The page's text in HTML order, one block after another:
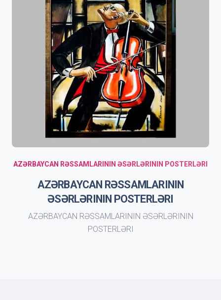
AZƏRBAYCAN RƏSSAMLARININ ƏSƏRLƏRININ POSTERLƏRI
AZƏRBAYCAN RƏSSAMLARININ
ƏSƏRLƏRININ POSTERLƏRI
AZƏRBAYCAN RƏSSAMLARININ ƏSƏRLƏRININ
POSTERLƏRI